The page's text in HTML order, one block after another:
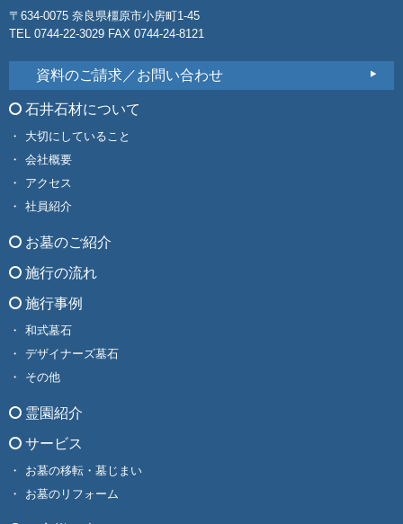
〒634-0075 奈良県橿原市小房町1-45
TEL 0744-22-3029 FAX 0744-24-8121
資料のご請求／お問い合わせ
石井石材について
大切にしていること
会社概要
アクセス
社員紹介
お墓のご紹介
施行の流れ
施行事例
和式墓石
デザイナーズ墓石
その他
霊園紹介
サービス
お墓の移転・墓じまい
お墓のリフォーム